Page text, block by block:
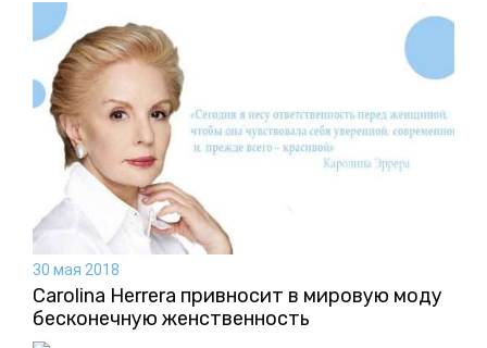
30 мая 2018
Carolina Herrera привносит в мировую моду
бесконечную женственность